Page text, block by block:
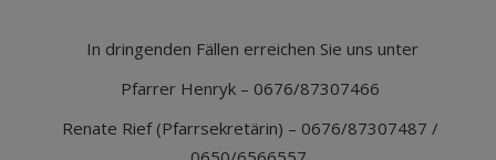
In dringenden Fällen erreichen Sie uns unter
Pfarrer Henryk – 0676/87307466
Renate Rief (Pfarrsekretärin) – 0676/87307487 /